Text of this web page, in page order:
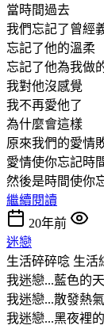
當時間過去
我們忘記了曾經
忘記了他的溫柔
忘記了他為我做
我對他沒感覺
我不再愛他了
為什麼會這樣
原來我們的愛情
愛情使你忘記時
然後是時間使你
繼續閱讀
20年前
迷戀
生活碎碎唸 生活
我迷戀...藍色的
我迷戀...散發熱
我迷戀...黑夜裡